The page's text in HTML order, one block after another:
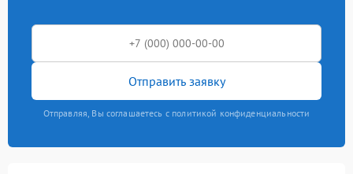
Отправить заявку
Отправляя, Вы соглашаетесь с политикой конфиденциальности